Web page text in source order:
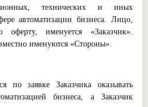
технических и иных
автоматизации бизнеса. Лицо,
оферту, именуется «Заказчик».
именуются «Стороны».
по заявке Заказчика оказывать
бизнеса, а Заказчик